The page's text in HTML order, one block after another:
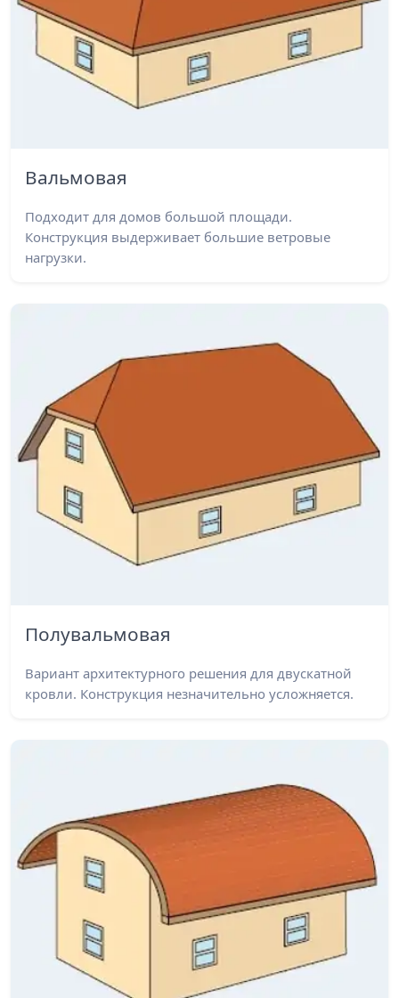
Вальмовая
Подходит для домов большой площади.
Конструкция выдерживает большие ветровые
нагрузки.
Полувальмовая
Вариант архитектурного решения для двускатной
кровли. Конструкция незначительно усложняется.